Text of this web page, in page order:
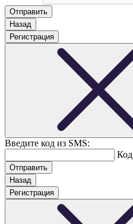
Назад
Регистрация
Введите код из SMS:
Код
Назад
Регистрация